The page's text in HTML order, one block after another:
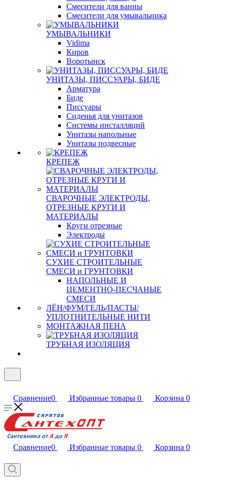
Смесители для ванны
Смесители для умывальника
УМЫВАЛЬНИКИ
Vidima
Киров
Воротынск
УНИТАЗЫ, ПИССУАРЫ, БИДЕ
Арматура
Биде
Писсуары
Сиденья для унитазов
Системы инсталляций
Унитазы напольные
Унитазы подвесные
КРЕПЕЖ
СВАРОЧНЫЕ ЭЛЕКТРОДЫ,
ОТРЕЗНЫЕ КРУГИ И
МАТЕРИАЛЫ
Круги отрезные
Электроды
СУХИЕ СТРОИТЕЛЬНЫЕ
СМЕСИ и ГРУНТОВКИ
НАПОЛЬНЫЕ И
ЦЕМЕНТНО-ПЕСЧАНЫЕ
СМЕСИ
ЛЁН/ФУМ/ГЕЛЬ/ПАСТЫ/
УПЛОТНИТЕЛЬНЫЕ НИТИ
МОНТАЖНАЯ ПЕНА
ТРУБНАЯ ИЗОЛЯЦИЯ
Сравнение0 Избранные товары 0 Корзина 0
Сравнение0 Избранные товары 0 Корзина 0